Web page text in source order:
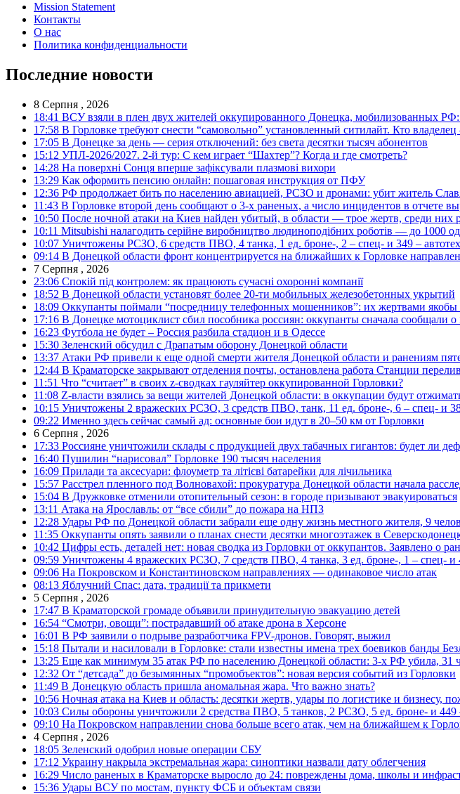
Mission Statement
Контакты
О нас
Политика конфиденциальности
Последние новости
8 Серпня , 2026
18:41 ВСУ взяли в плен двух жителей оккупированного Донецка, мобилизованных РФ:
17:58 В Горловке требуют снести “самовольно” установленный ситилайт. Кто владелец
17:05 В Донецке за день — серия отключений: без света десятки тысяч абонентов
15:12 УПЛ-2026/2027. 2-й тур: С кем играет “Шахтер”? Когда и где смотреть?
14:28 На поверхні Сонця вперше зафіксували плазмові вихори
13:29 Как оформить пенсию онлайн: пошаговая инструкция от ПФУ
12:36 РФ продолжает бить по населению авиацией, РСЗО и дронами: убит житель
11:43 В Горловке второй день сообщают о 3-х раненых, а число инцидентов в отчете
10:50 После ночной атаки на Киев найден убитый, в области — трое жертв, среди них
10:11 Mitsubishi налагодить серійне виробництво людиноподібних роботів — до 1000
10:07 Уничтожены РСЗО, 6 средств ПВО, 4 танка, 1 ед. броне-, 2 – спец- и 349 –
09:14 В Донецкой области фронт концентрируется на ближайших к Горловке
7 Серпня , 2026
23:06 Спокій під контролем: як працюють сучасні охоронні компанії
18:52 В Донецкой области установят более 20-ти мобильных железобетонных укрытий
18:09 Оккупанты поймали “посредницу телефонных мошенников”: их жертвами
17:16 В Донецке мотоциклист сбил пособника россиян: оккупанты сначала сообщали
16:23 Футбола не будет – Россия разбила стадион и в Одессе
15:30 Зеленский обсудил с Драпатым оборону Донецкой области
13:37 Атаки РФ привели к еще одной смерти жителя Донецкой области и ранениям
12:44 В Краматорске закрывают отделения почты, остановлена работа Станции
11:51 Что “считает” в своих z-сводках гауляйтер оккупированной Горловки?
11:08 Z-власти взялись за вещи жителей Донецкой области: в оккупации будут
10:15 Уничтожены 2 вражеских РСЗО, 3 средств ПВО, танк, 11 ед. броне-, 6 – спец- и
09:22 Именно здесь сейчас самый ад: основные бои идут в 20–50 км от Горловки
6 Серпня , 2026
17:33 Россияне уничтожили склады с продукцией двух табачных гигантов: будет ли
16:40 Пушилин “нарисовал” Горловке 190 тысяч населения
16:09 Прилади та аксесуари: флоуметр та літієві батарейки для лічильника
15:57 Расстрел пленного под Волновахой: прокуратура Донецкой области начала
15:04 В Дружковке отменили отопительный сезон: в городе призывают эвакуироваться
13:11 Атака на Ярославль: от “все сбили” до пожара на НПЗ
12:28 Удары РФ по Донецкой области забрали еще одну жизнь местного жителя, 9
11:35 Оккупанты опять заявили о планах снести десятки многоэтажек в
10:42 Цифры есть, деталей нет: новая сводка из Горловки от оккупантов. Заявлено о
09:59 Уничтожены 4 вражеских РСЗО, 7 средств ПВО, 4 танка, 3 ед. броне-, 1 – спец-
09:06 На Покровском и Константиновском направлениях — одинаковое число атак
08:13 Яблучний Спас: дата, традиції та прикмети
5 Серпня , 2026
17:47 В Краматорской громаде объявили принудительную эвакуацию детей
16:54 “Смотри, овощи”: пострадавший об атаке дрона в Херсоне
16:01 В РФ заявили о подрыве разработчика FPV-дронов. Говорят, выжил
15:18 Пытали и насиловали в Горловке: стали известны имена трех боевиков банды
13:25 Еще как минимум 35 атак РФ по населению Донецкой области: 3-х РФ убила, 31
12:32 От “детсада” до безымянных “промобъектов”: новая версия событий из Горловки
11:49 В Донецкую область пришла аномальная жара. Что важно знать?
10:56 Ночная атака на Киев и область: десятки жертв, удары по логистике и бизнесу,
10:03 Силы обороны уничтожили 2 средства ПВО, 5 танков, 2 РСЗО, 5 ед. броне- и
09:10 На Покровском направлении снова больше всего атак, чем на ближайшем к
4 Серпня , 2026
18:05 Зеленский одобрил новые операции СБУ
17:12 Украину накрыла экстремальная жара: синоптики назвали дату облегчения
16:29 Число раненых в Краматорске выросло до 24: повреждены дома, школы и
15:36 Удары ВСУ по мостам, пункту ФСБ и объектам связи